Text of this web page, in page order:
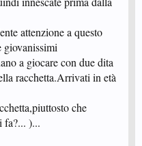
attenzione a questo
giovanissimi
a giocare con due dita
racchetta.Arrivati in età
che
fa?... )...